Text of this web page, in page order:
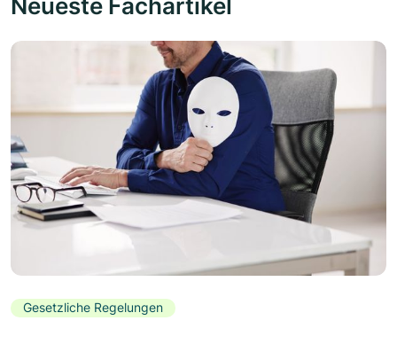
Gesetzliche Regelungen